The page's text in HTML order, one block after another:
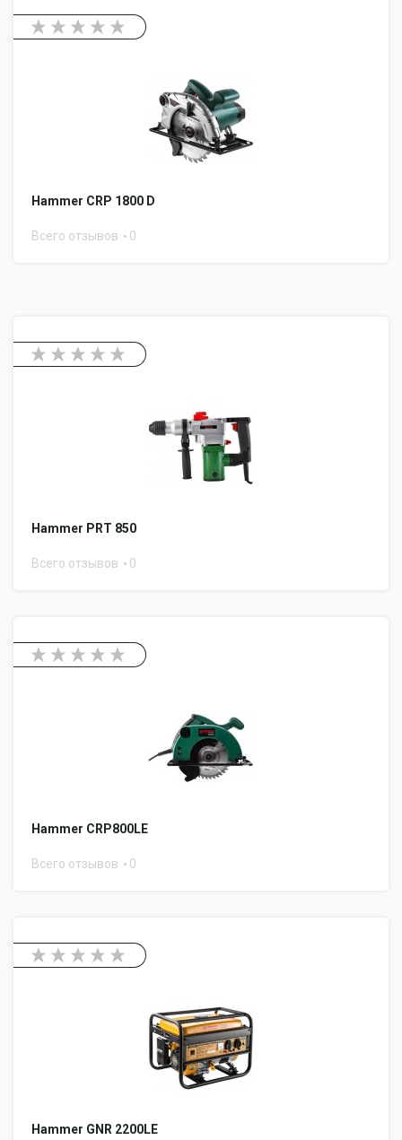
Hammer CRP 1800 D
Всего отзывов 0
Hammer PRT 850
Всего отзывов 0
Hammer CRP800LE
Всего отзывов 0
Hammer GNR 2200LE